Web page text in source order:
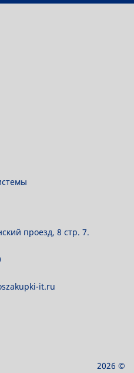
проезд, 8 стр. 7.
it.ru
2026 ©